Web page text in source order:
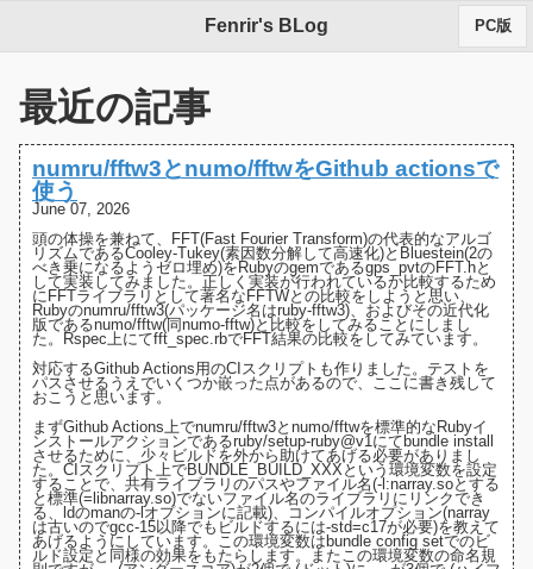
Fenrir's BLog PC版
最近の記事
numru/fftw3とnumo/fftwをGithub actionsで
使う
June 07, 2026
頭の体操を兼ねて、FFT(Fast Fourier Transform)の代表的なアルゴ
リズムであるCooley-Tukey(素因数分解して高速化)と Bluestein(2の
べき乗になるようゼロ埋め)をRubyのgemであるgps_pvtのFFT.hと
して実装してみました。正しく実装が行われているか比較するため
にFFTライブラリとして著名な FFTWとの比較をしようと思い、
Rubyのnumru/fftw3(パッケージ名はruby-fftw3)、およびその近代化
版であるnumo/fftw(同numo-fftw)と比較をしてみることにしまし
た。Rspec上にてfft_spec.rbでFFT結果の比較をしてみています。
対応するGithub Actions用のCIスクリプト も作りました。テストを
パスさせるうえでいくつか嵌った点があるので、ここに書き残して
おこうと思います。
まずGithub Actions上でnumru/fftw3とnumo/fftwを標準的なRubyイ
ンストールアクションであるruby/setup-ruby@v1にてbundle install
させるために、少々ビルドを外から助けてあげる必要がありまし
た。 CIスクリプト上でBUNDLE_BUILD_XXXという環境変数を設定
する ことで、共有ライブラリのパスやファイル名(-l:narray.soとする
と標準(=libnarray.so)でないファイル名のライブラリにリンクでき
る、
ldのmanの-lオプションに記載)、コンパイルオプション(narray
は古いのでgcc-15以降でもビルドするには-std=c17が必要)を教えて
あげるようにしています。この環境変数は bundle config setでのビ
ルド設定 と同様の効果をもたらします。またこの環境変数の命名規